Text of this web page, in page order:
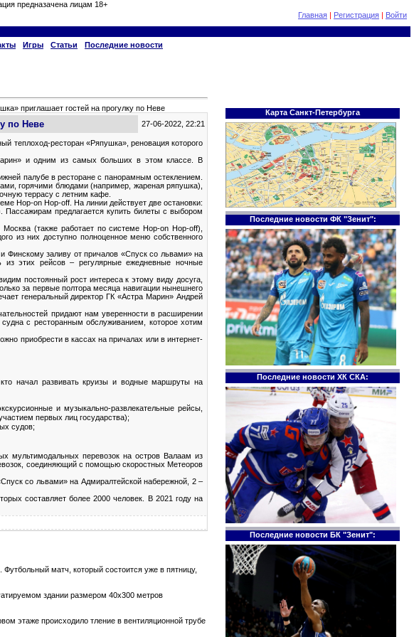
предназачена лицам 18+
Главная | Регистрация | Войти
Игры Статьи Последние новости
приглашает гостей на прогулку по Неве
по Неве 27-06-2022, 22:21
теплоход-ресторан «Ряпушка», реновация которого
и одним из самых больших в этом классе. В
палубе в ресторане с панорамным остеклением.
горячими блюдами (например, жареная ряпушка),
террасу с летним кафе.
Hop-on Hop-off. На линии действует две остановки:
предлагается купить билеты с выбором
(также работает по системе Hop-on Hop-off),
из них доступно полноценное меню собственного
Финскому заливу от причалов «Спуск со львами» на
из этих рейсов – регулярные ежедневные ночные
постоянный рост интереса к этому виду досуга,
за первые полтора месяца навигации нынешнего
генеральный директор ГК «Астра Марин» Андрей
придают нам уверенности в расширении
с ресторанным обслуживанием, которое хотим
приобрести в кассах на причалах или в интернет-
начал развивать круизы и водные маршруты на
и музыкально-развлекательные рейсы,
первых лиц государства);
судов;
мультимодальных перевозок на остров Валаам из
соединяющий с помощью скоростных Метеоров
со львами» на Адмиралтейской набережной, 2 –
составляет более 2000 человек. В 2021 году на
матч, который состоится уже в пятницу,
здании размером 40х300 метров
этаже происходило тление в вентиляционной трубе
Карта Санкт-Петербурга
Последние новости ФК "Зенит":
Последние новости ХК СКА:
Последние новости БК "Зенит":